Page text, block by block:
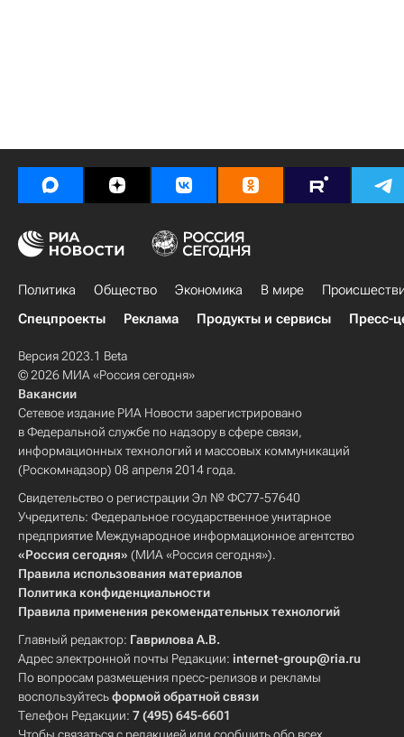
Политика Общество Экономика В мире
Спецпроекты
Реклама Продукты и сервисы Пресс-
Версия 2023.1 Beta
© 2026 МИА «Россия сегодня»
Вакансии
Сетевое издание РИА Новости зарегистрировано
в Федеральной службе по надзору в сфере связи,
информационных технологий и массовых коммуникаций
(Роскомнадзор) 08 апреля 2014 года.
Свидетельство о регистрации Эл № ФС77-57640
Учредитель: Федеральное государственное унитарное
предприятие Международное информационное агентство
«Россия сегодня» (МИА «Россия сегодня»).
Правила использования материалов
Политика конфиденциальности
Правила применения рекомендательных технологий
Главный редактор: Гаврилова А.В.
Адрес электронной почты Редакции: internet-group@ria.ru
По вопросам размещения пресс-релизов и рекламы
воспользуйтесьформой обратной связи
Телефон Редакции: 7 (495) 645-6601